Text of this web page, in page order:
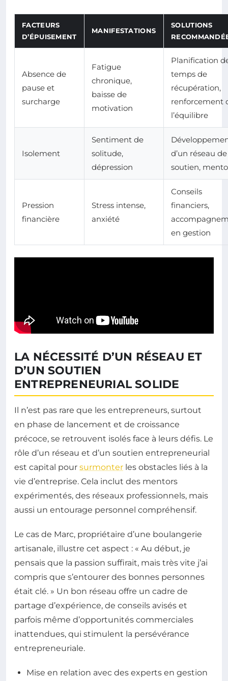
FACTEURS
D’ÉPUISEMENT
MANIFESTATIONS
SOLUTIONS
Absence de
pause et
surcharge
Fatigue
chronique,
baisse de
motivation
Planification
temps de
récupération,
renforcement
l’équilibre
Isolement
Sentiment de
solitude,
dépression
d’un réseau de
soutien,
Pression
financière
Stress intense,
anxiété
Conseils
financiers,
en gestion
LA NÉCESSITÉ D’UN RÉSEAU ET
D’UN SOUTIEN
ENTREPRENEURIAL SOLIDE
Il n’est pas rare que les entrepreneurs, surtout
en phase de lancement et de croissance
précoce, se retrouvent isolés face à leurs défis. Le
rôle d’un réseau et d’un soutien entrepreneurial
est capital pour surmonter les obstacles liés à la
vie d’entreprise. Cela inclut des mentors
expérimentés, des réseaux professionnels, mais
aussi un entourage personnel compréhensif.
Le cas de Marc, propriétaire d’une boulangerie
artisanale, illustre cet aspect : « Au début, je
pensais que la passion suffirait, mais très vite j’ai
compris que s’entourer des bonnes personnes
était clé. » Un bon réseau offre un cadre de
partage d’expérience, de conseils avisés et
parfois même d’opportunités commerciales
inattendues, qui stimulent la persévérance
entrepreneuriale.
Mise en relation avec des experts en gestion